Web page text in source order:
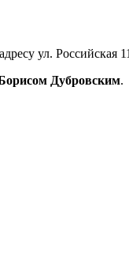
ул. Российская
Дубровским.